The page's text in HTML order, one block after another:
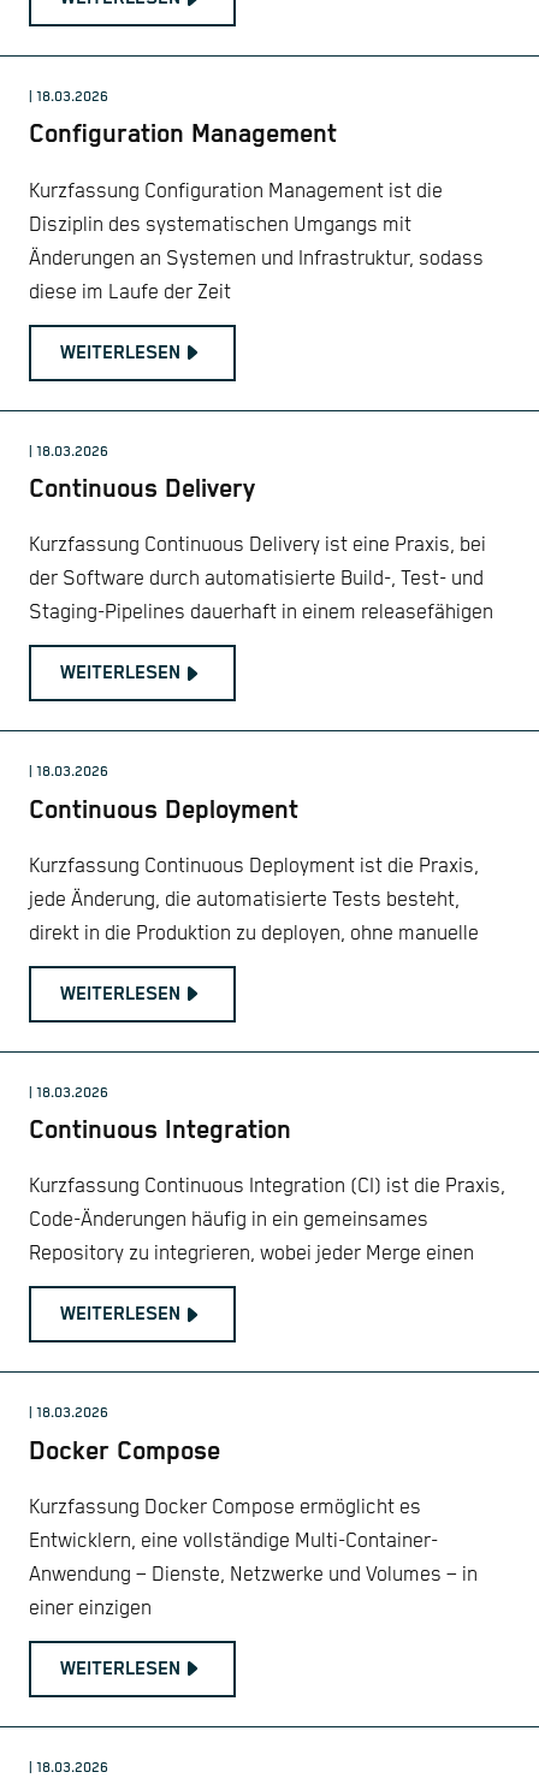
| 18.03.2026
Configuration Management
Kurzfassung Configuration Management ist die
Disziplin des systematischen Umgangs mit
Änderungen an Systemen und Infrastruktur, sodass
diese im Laufe der Zeit
WEITERLESEN
| 18.03.2026
Continuous Delivery
Kurzfassung Continuous Delivery ist eine Praxis, bei
der Software durch automatisierte Build-, Test- und
Staging-Pipelines dauerhaft in einem releasefähigen
WEITERLESEN
| 18.03.2026
Continuous Deployment
Kurzfassung Continuous Deployment ist die Praxis,
jede Änderung, die automatisierte Tests besteht,
direkt in die Produktion zu deployen, ohne manuelle
WEITERLESEN
| 18.03.2026
Continuous Integration
Kurzfassung Continuous Integration (CI) ist die Praxis,
Code-Änderungen häufig in ein gemeinsames
Repository zu integrieren, wobei jeder Merge einen
WEITERLESEN
| 18.03.2026
Docker Compose
Kurzfassung Docker Compose ermöglicht es
Entwicklern, eine vollständige Multi-Container-
Anwendung – Dienste, Netzwerke und Volumes – in
einer einzigen
WEITERLESEN
| 18.03.2026